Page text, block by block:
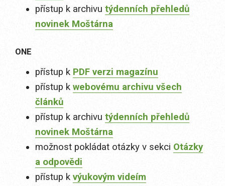
přístup k archivu týdenních přehledů
novinek Moštárna
ONE
přístup k PDF verzi magazínu
přístup k webovému archivu všech
článků
přístup k archivu týdenních přehledů
novinek Moštárna
možnost pokládat otázky v sekci Otázky
a odpovědi
přístup k výukovým videím